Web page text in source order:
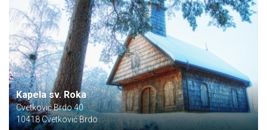
Kapela sv. Roka
Cvetković Brdo 40
10418 Cvetković Brdo